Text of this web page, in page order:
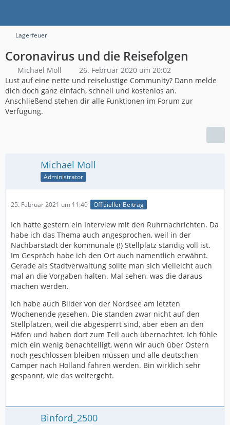
Lagerfeuer
Coronavirus und die Reisefolgen
Michael Moll
26. Februar 2020 um 20:02
Lust auf eine nette und reiselustige Community? Dann melde
dich doch ganz einfach, schnell und kostenlos an.
Anschließend stehen dir alle Funktionen im Forum zur
Verfügung.
Michael Moll
Administrator
25. Februar 2021 um 11:40 Offizieller Beitrag
Ich hatte gestern ein Interview mit den Ruhrnachrichten. Da
habe ich das Thema auch angesprochen, weil in der
Nachbarstadt der kommunale (!) Stellplatz ständig voll ist.
Im Gespräch habe ich den Ort auch namentlich erwähnt.
Gerade als Stadtverwaltung sollte man sich vielleicht auch
mal an die Vorgaben halten. Mal sehen, was die daraus
machen werden.
Ich habe auch Bilder von der Nordsee am letzten
Wochenende gesehen. Die standen zwar nicht auf den
Stellplätzen, weil die abgesperrt sind, aber eben an den
Häfen und haben dort zum Teil auch übernachtet. Ich fühle
mich ein wenig benachteiligt, wenn wir auch über Ostern
noch geschlossen bleiben müssen und alle deutschen
Camper nach Holland fahren werden. Bin wirklich sehr
gespannt, wie das weitergeht.
Binford_2500